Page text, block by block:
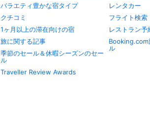
バラエティ豊かな宿タイプ
クチコミ
1ヶ月以上の滞在向けの宿
旅に関する記事
季節のセール＆休暇シーズンのセー
ル
Traveller Review Awards
レンタカー
フライト検索
レストラン予
Booking.com
ル